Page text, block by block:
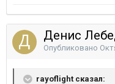
Денис
Опубликовано
rayoflight сказал: